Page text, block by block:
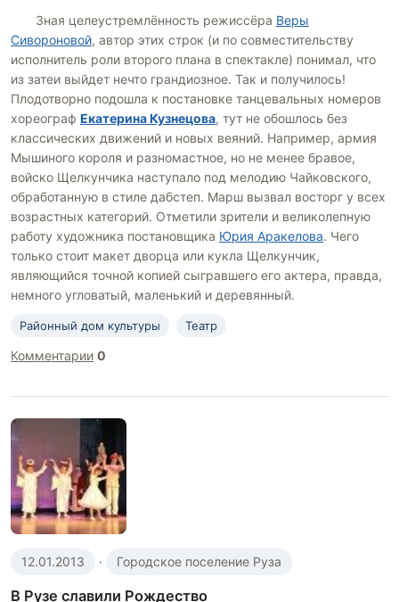
Зная целеустремлённость режиссёра Веры
Сивороновой, автор этих строк (и по совместительству
исполнитель роли второго плана в спектакле) понимал, что
из затеи выйдет нечто грандиозное. Так и получилось!
Плодотворно подошла к постановке танцевальных номеров
хореограф Екатерина Кузнецова, тут не обошлось без
классических движений и новых веяний. Например, армия
Мышиного короля и разномастное, но не менее бравое,
войско Щелкунчика наступало под мелодию Чайковского,
обработанную в стиле дабстеп. Марш вызвал восторг у всех
возрастных категорий. Отметили зрители и великолепную
работу художника постановщика Юрия Аракелова. Чего
только стоит макет дворца или кукла Щелкунчик,
являющийся точной копией сыгравшего его актера, правда,
немного угловатый, маленький и деревянный.
Районный дом культуры Театр
Комментарии 0
12.01.2013 · Городское поселение Руза
В Рузе славили Рождество